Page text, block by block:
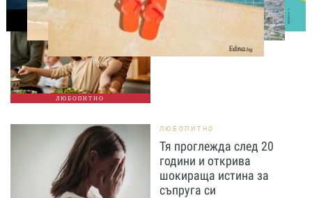
ЛЮБОПИТНО
Тайната на добрата
вечеря не се крие в
сложната рецепта
ЛЮБОПИТНО
Тя проглежда след 20
години и открива
шокираща истина за
съпруга си